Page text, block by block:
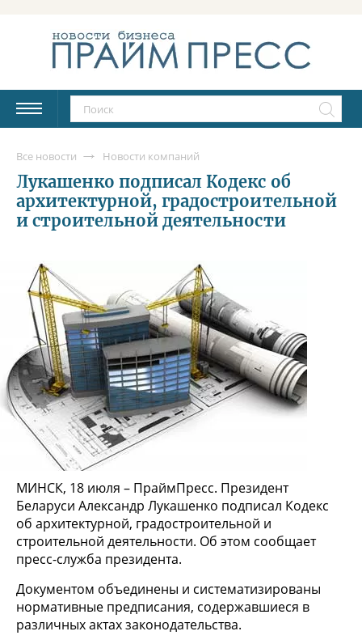
Все новости Новости компаний
Лукашенко подписал Кодекс об
архитектурной, градостроительной
и строительной деятельности
МИНСК, 18 июля – ПраймПресс. Президент
Беларуси Александр Лукашенко подписал Кодекс
об архитектурной, градостроительной и
строительной деятельности. Об этом сообщает
пресс-служба президента.
Документом объединены и систематизированы
нормативные предписания, содержавшиеся в
различных актах законодательства.